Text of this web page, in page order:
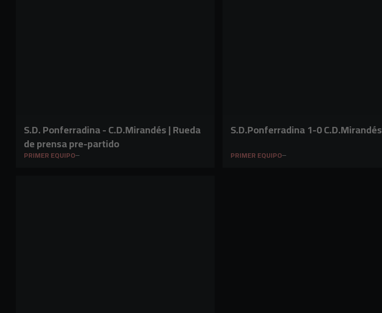
S.D. Ponferradina - C.D.Mirandés | Rueda
de prensa pre-partido
PRIMER EQUIPO
S.D.Ponferradina 1-0 C.D.Mirandés
PRIMER EQUIPO